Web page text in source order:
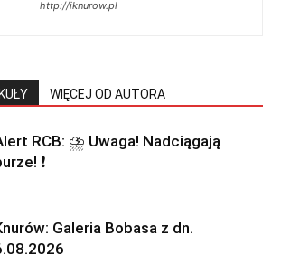
http://iknurow.pl
WIĘCEJ OD AUTORA
RCB: ⛈ Uwaga! Nadciągają
❗
Galeria Bobasa z dn.